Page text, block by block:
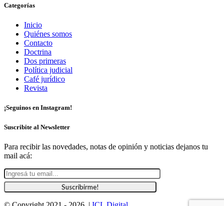
Categorías
Inicio
Quiénes somos
Contacto
Doctrina
Dos primeras
Política judicial
Café jurídico
Revista
¡Seguinos en Instagram!
Suscribite al Newsletter
Para recibir las novedades, notas de opinión y noticias dejanos tu
mail acá: